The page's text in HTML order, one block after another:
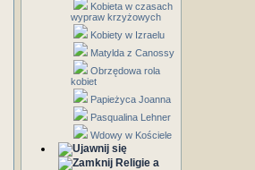
Kobieta w czasach
wypraw krzyżowych
Kobiety w Izraelu
Matylda z Canossy
Obrzędowa rola
kobiet
Papieżyca Joanna
Pasqualina Lehner
Wdowy w Kościele
Religie a